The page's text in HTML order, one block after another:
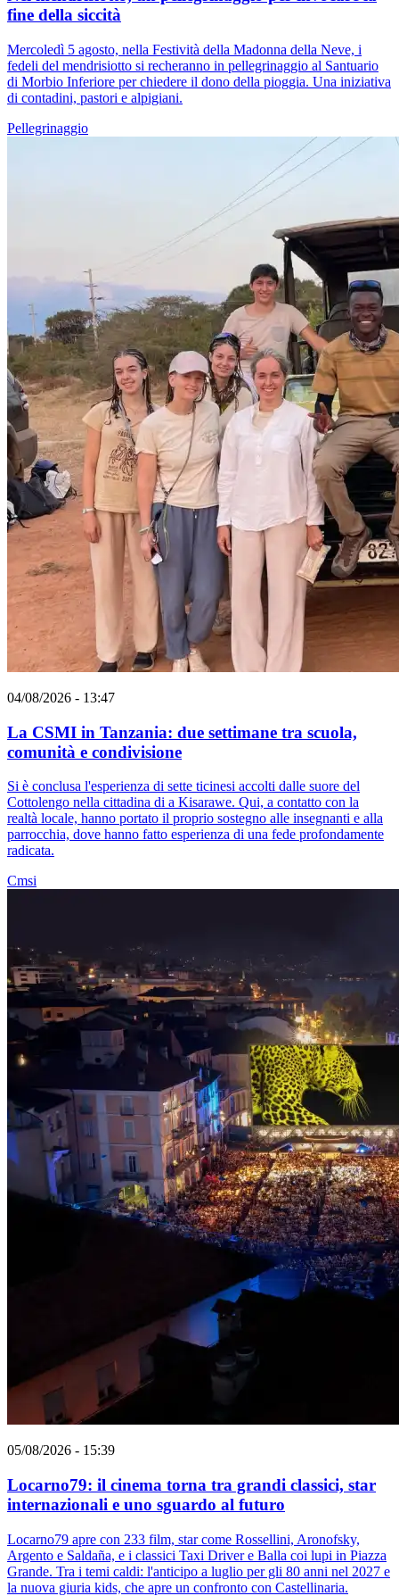
fine della siccità
Mercoledì 5 agosto, nella Festività della Madonna della Neve, i
fedeli del mendrisiotto si recheranno in pellegrinaggio al Santuario
di Morbio Inferiore per chiedere il dono della pioggia. Una iniziativa
di contadini, pastori e alpigiani.
Pellegrinaggio
04/08/2026 - 13:47
La CSMI in Tanzania: due settimane tra scuola,
comunità e condivisione
Si è conclusa l'esperienza di sette ticinesi accolti dalle suore del
Cottolengo nella cittadina di a Kisarawe. Qui, a contatto con la
realtà locale, hanno portato il proprio sostegno alle insegnanti e alla
parrocchia, dove hanno fatto esperienza di una fede profondamente
radicata.
Cmsi
05/08/2026 - 15:39
Locarno79: il cinema torna tra grandi classici, star
internazionali e uno sguardo al futuro
Locarno79 apre con 233 film, star come Rossellini, Aronofsky,
Argento e Saldaña, e i classici Taxi Driver e Balla coi lupi in Piazza
Grande. Tra i temi caldi: l'anticipo a luglio per gli 80 anni nel 2027 e
la nuova giuria kids, che apre un confronto con Castellinaria.